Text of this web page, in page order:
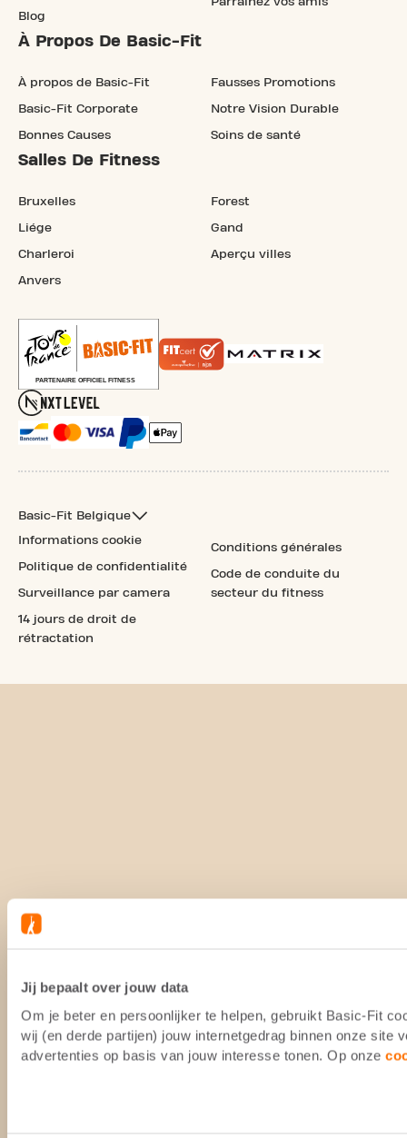
Jij bepaalt over jouw data
Om je beter en persoonlijker te helpen, gebruikt Basic-Fit
wij (en derde partijen) jouw internetgedrag binnen onze site
advertenties op basis van jouw interesse tonen. Op onze
Blog
À Propos De Basic-Fit
À propos de Basic-Fit
Basic-Fit Corporate
Bonnes Causes
Fausses Promotions
Notre Vision Durable
Soins de santé
Salles De Fitness
Bruxelles
Liége
Charleroi
Anvers
Forest
Gand
Aperçu villes
Basic-Fit Belgique
Informations cookie
Politique de confidentialité
Surveillance par camera
14 jours de droit de
rétractation
Conditions générales
Code de conduite du
secteur du fitness